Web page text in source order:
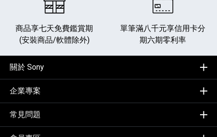
商品享七天免費鑑賞期
(安裝商品/軟體除外)
單筆滿八千元享信用卡分
期六期零利率
關於 Sony
企業專案
常見問題